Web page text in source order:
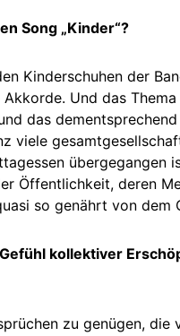
Song „Kinder“?
Kinderschuhen der
Und das
das
viele
übergegangen
Öffentlichkeit, deren
so genährt von dem
kollektiver
zu genügen, die